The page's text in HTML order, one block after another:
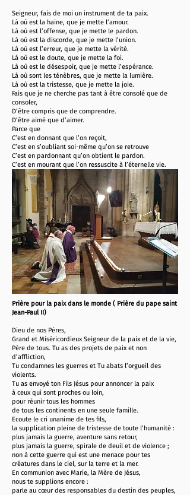
Seigneur, fais de moi un instrument de ta paix.
Là où est la haine, que je mette l’amour.
Là où est l’offense, que je mette le pardon.
Là où est la discorde, que je mette l’union.
Là où est l’erreur, que je mette la vérité.
Là où est le doute, que je mette la foi.
Là où est le désespoir, que je mette l’espérance.
Là où sont les ténèbres, que je mette la lumière.
Là où est la tristesse, que je mette la joie.
Fais que je ne cherche pas tant à être consolé que de
consoler,
D’être compris que de comprendre.
D’être aimé que d’aimer.
Parce que
C’est en donnant que l’on reçoit,
C’est en s’oubliant soi-même qu’on se retrouve
C’est en pardonnant qu’on obtient le pardon.
C’est en mourant que l’on ressuscite à l’éternelle vie.
Prière pour la paix dans le monde ( Prière du pape saint
Jean-Paul II)
Dieu de nos Pères,
Grand et Miséricordieux Seigneur de la paix et de la vie,
Père de tous. Tu as des projets de paix et non
d’affliction,
Tu condamnes les guerres et Tu abats l’orgueil des
violents.
Tu as envoyé ton Fils Jésus pour annoncer la paix
à ceux qui sont proches ou loin,
pour réunir tous les hommes
de tous les continents en une seule famille.
Ecoute le cri unanime de tes fils,
la supplication pleine de tristesse de toute l’humanité :
plus jamais la guerre, aventure sans retour,
plus jamais la guerre, spirale de deuil et de violence ;
non à cette guerre qui est une menace pour tes
créatures dans le ciel, sur la terre et la mer.
En communion avec Marie, la Mère de Jésus,
nous te supplions encore :
parle au cœur des responsables du destin des peuples,